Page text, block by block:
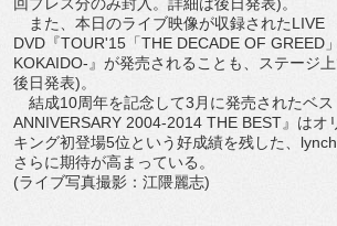
また、本日のライブ映像が収録されたLIVE
DVD『TOUR'15「THE DECADE OF GREED
KOKAIDO-』が発売されることも、ステージ
後日発表)。
結成10周年を記念して3月に発売されたベス
ANNIVERSARY 2004-2014 THE BEST』はオ
キング初登場5位という好成績を残した、
さらに期待が高まっている。
(ライブ写真撮影：江隈麗志)